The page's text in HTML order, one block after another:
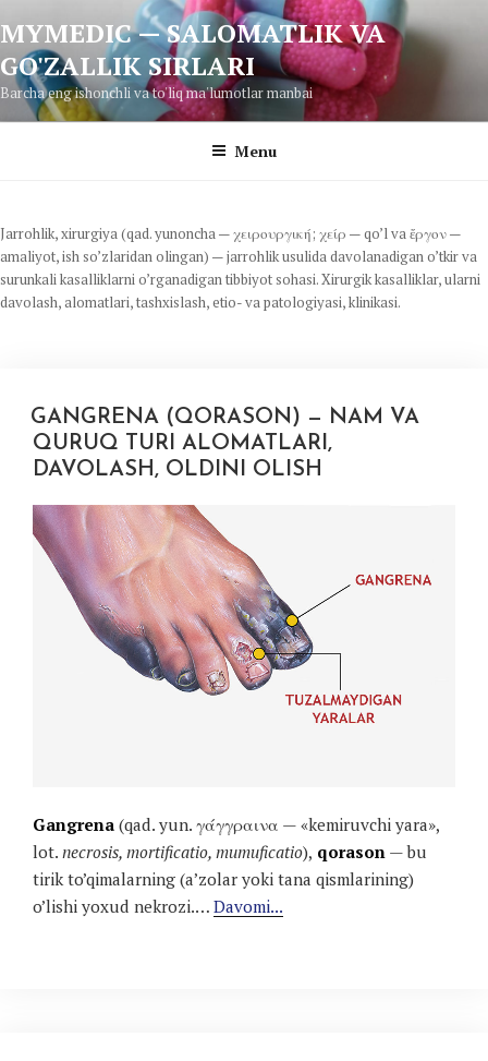
to
content
MYMEDIC — SALOMATLIK VA
GO'ZALLIK SIRLARI
Barcha eng ishonchli va to'liq ma'lumotlar manbai
Menu
Jarrohlik, xirurgiya (qad. yunoncha — χειρουργική; χείρ — qo’l va ἔργον —
amaliyot, ish so’zlaridan olingan) — jarrohlik usulida davolanadigan o’tkir va
surunkali kasalliklarni o’rganadigan tibbiyot sohasi. Xirurgik kasalliklar, ularni
davolash, alomatlari, tashxislash, etio- va patologiyasi, klinikasi.
GANGRENA (QORASON) — NAM VA
QURUQ TURI ALOMATLARI,
DAVOLASH, OLDINI OLISH
Gangrena (qad. yun. γάγγραινα — «kemiruvchi yara»,
lot. necrosis, mortificatio, mumuficatio), qorason — bu
tirik to’qimalarning (a’zolar yoki tana qismlarining)
o’lishi yoxud nekrozi.… Davomi...